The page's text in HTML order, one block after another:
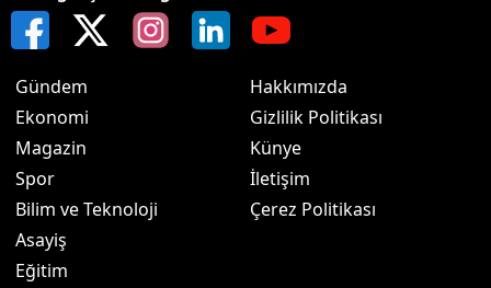
Gündem
Ekonomi
Magazin
Spor
Bilim ve Teknoloji
Asayiş
Eğitim
Hakkımızda
Gizlilik Politikası
Künye
İletişim
Çerez Politikası